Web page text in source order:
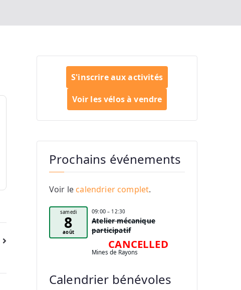
S'inscrire aux activités
Voir les vélos à vendre
Prochains événements
Voir le calendrier complet.
samedi
8
août
09:00 – 12:30
Atelier mécanique
participatif
CANCELLED
Mines de Rayons
Calendrier bénévoles